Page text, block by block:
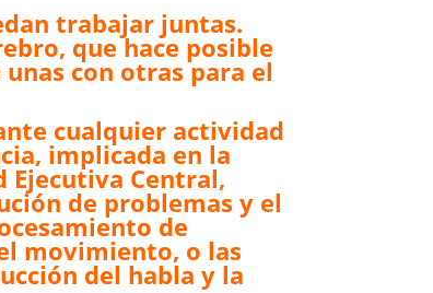
trabajar juntas.
que hace posible
con otras para el
cualquier actividad
implicada en la
Central,
de problemas y el
de
movimiento, o las
del habla y la